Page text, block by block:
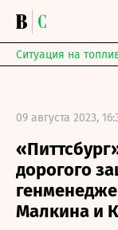
Ситуация на
09 августа 2023,
дорогого
Малкина и